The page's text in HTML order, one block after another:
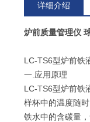
详细介绍
炉前质量管理仪
LC-TS6型炉前铁
一.应用原理
LC-TS6型炉前铁
样杯中的温度随
铁水中的含碳量